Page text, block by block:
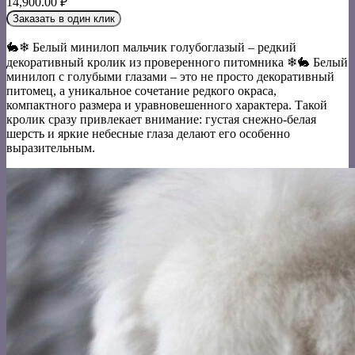
Заказать в один клик
🐇❄ Белый минилоп мальчик голубоглазый – редкий
декоративный кролик из проверенного питомника ❄🐇 Белый
минилоп с голубыми глазами – это не просто декоративный
питомец, а уникальное сочетание редкого окраса,
компактного размера и уравновешенного характера. Такой
кролик сразу привлекает внимание: густая снежно-белая
шерсть и яркие небесные глаза делают его особенно
выразительным.